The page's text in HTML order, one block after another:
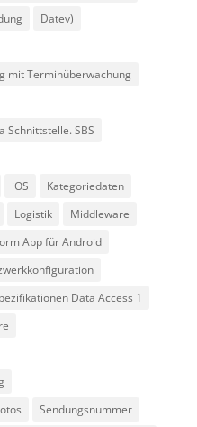
Datev)
mit Terminüberwachung
Schnittstelle. SBS
iOS
Kategoriedaten
Logistik
Middleware
App für Android
Data Access 1
Sendungsnummer